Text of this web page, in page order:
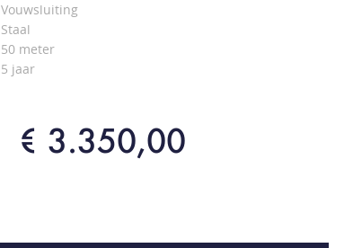
Vouwsluiting
Staal
50 meter
5 jaar
€ 3.350,00